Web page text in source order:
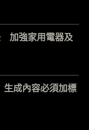
加強家用電器及
成內容必須加標